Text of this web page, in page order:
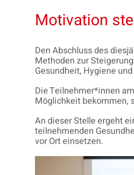
Motivation
Den Abschluss des
Methoden zur
Gesundheit, Hygiene
Die Teilnehmer*innen
Möglichkeit bekommen,
An dieser Stelle ergeht
teilnehmenden
vor Ort einsetzen.